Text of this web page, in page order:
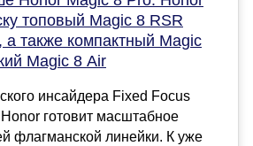
топовый Magic 8 RSR
а также компактный Magic
Magic 8 Air
инсайдера Fixed Focus
готовит масштабное
флагманской линейки. К уже